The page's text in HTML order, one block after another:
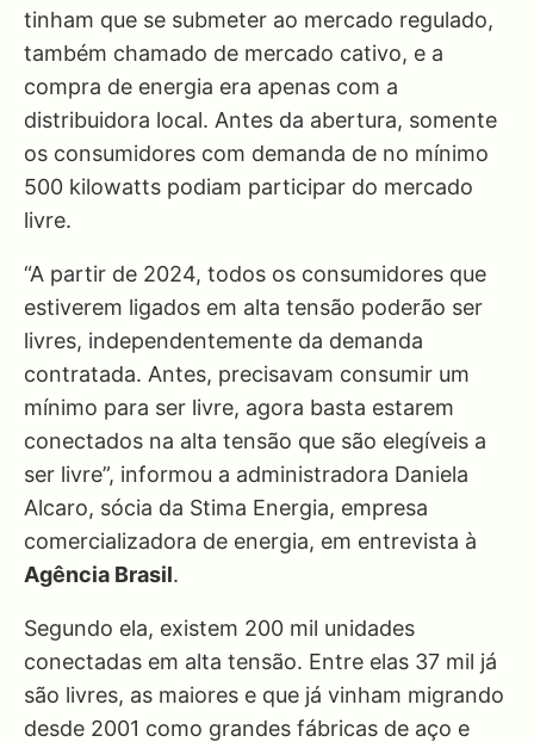
tinham que se submeter ao mercado regulado,
também chamado de mercado cativo, e a
compra de energia era apenas com a
distribuidora local. Antes da abertura, somente
os consumidores com demanda de no mínimo
500 kilowatts podiam participar do mercado
livre.
“A partir de 2024, todos os consumidores que
estiverem ligados em alta tensão poderão ser
livres, independentemente da demanda
contratada. Antes, precisavam consumir um
mínimo para ser livre, agora basta estarem
conectados na alta tensão que são elegíveis a
ser livre”, informou a administradora Daniela
Alcaro, sócia da Stima Energia, empresa
comercializadora de energia, em entrevista à
Agência Brasil.
Segundo ela, existem 200 mil unidades
conectadas em alta tensão. Entre elas 37 mil já
são livres, as maiores e que já vinham migrando
desde 2001 como grandes fábricas de aço e